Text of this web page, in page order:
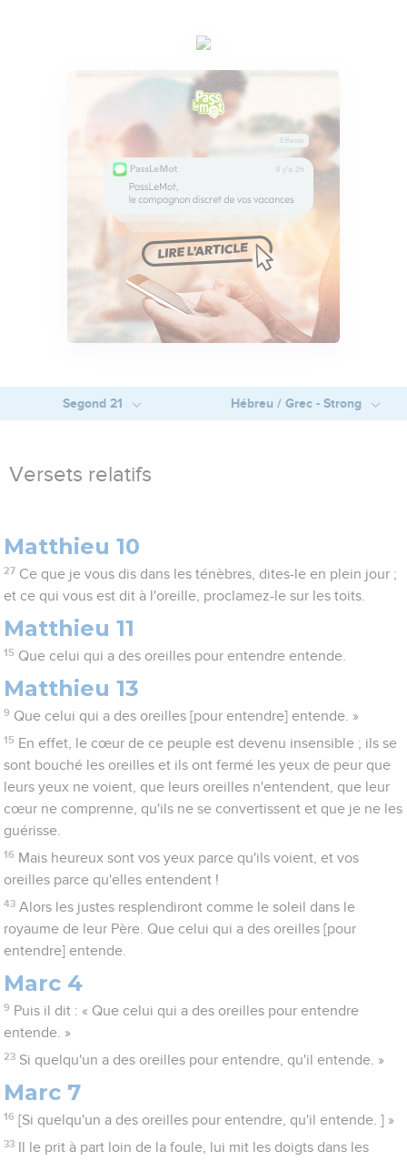
Segond 21 Hébreu / Grec - Strong
Versets relatifs
Matthieu 10
27 Ce que je vous dis dans les ténèbres, dites-le en plein jour ;
et ce qui vous est dit à l'oreille, proclamez-le sur les toits.
Matthieu 11
15 Que celui qui a des oreilles pour entendre entende.
Matthieu 13
9 Que celui qui a des oreilles [pour entendre] entende. »
15 En effet, le cœur de ce peuple est devenu insensible ; ils se
sont bouché les oreilles et ils ont fermé les yeux de peur que
leurs yeux ne voient, que leurs oreilles n'entendent, que leur
cœur ne comprenne, qu'ils ne se convertissent et que je ne les
guérisse.
16 Mais heureux sont vos yeux parce qu'ils voient, et vos
oreilles parce qu'elles entendent !
43 Alors les justes resplendiront comme le soleil dans le
royaume de leur Père. Que celui qui a des oreilles [pour
entendre] entende.
Marc 4
9 Puis il dit : « Que celui qui a des oreilles pour entendre
entende. »
23 Si quelqu'un a des oreilles pour entendre, qu'il entende. »
Marc 7
16 [Si quelqu'un a des oreilles pour entendre, qu'il entende. ] »
33 Il le prit à part loin de la foule, lui mit les doigts dans les